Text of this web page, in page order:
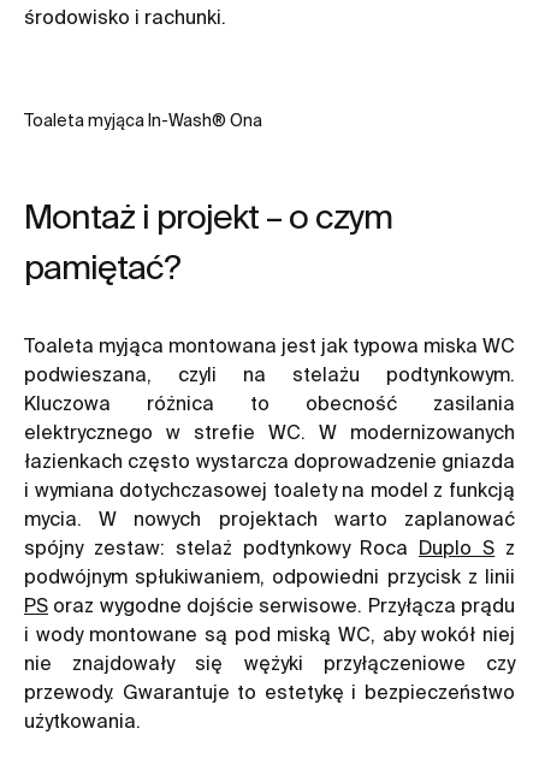
środowisko i rachunki.
Montaż i projekt – o czym
pamiętać?
Toaleta myjąca montowana jest jak typowa miska WC
podwieszana, czyli na stelażu podtynkowym.
Kluczowa różnica to obecność zasilania
elektrycznego w strefie WC. W modernizowanych
łazienkach często wystarcza doprowadzenie gniazda
i wymiana dotychczasowej toalety na model z funkcją
mycia. W nowych projektach warto zaplanować
spójny zestaw: stelaż podtynkowy Roca Duplo S z
podwójnym spłukiwaniem, odpowiedni przycisk z linii
PS oraz wygodne dojście serwisowe. Przyłącza prądu
i wody montowane są pod miską WC, aby wokół niej
nie znajdowały się wężyki przyłączeniowe czy
przewody. Gwarantuje to estetykę i bezpieczeństwo
użytkowania.
Toaleta myjąca In-Wash® Ona